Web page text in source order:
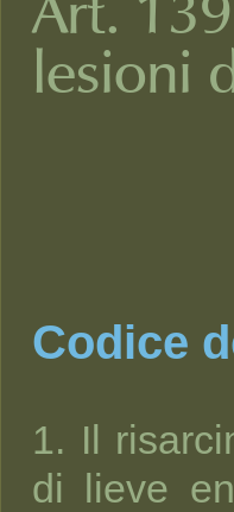
lesioni
Codice
1. Il
di lieve